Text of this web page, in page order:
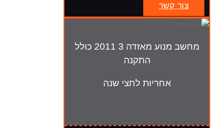
צור קשר
מחשב מנוע מאזדה 3 2011 כולל
התקנה
אחריות לחצי שנה